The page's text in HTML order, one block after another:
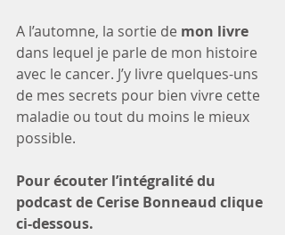
A l’automne, la sortie de mon livre
dans lequel je parle de mon histoire
avec le cancer. J’y livre quelques-uns
de mes secrets pour bien vivre cette
maladie ou tout du moins le mieux
possible.
Pour écouter l’intégralité du
podcast de Cerise Bonneaud clique
ci-dessous.